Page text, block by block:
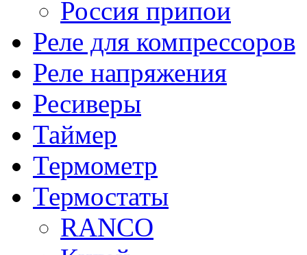
Россия припои
Реле для компрессоров
Реле напряжения
Ресиверы
Таймер
Термометр
Термостаты
RANCO